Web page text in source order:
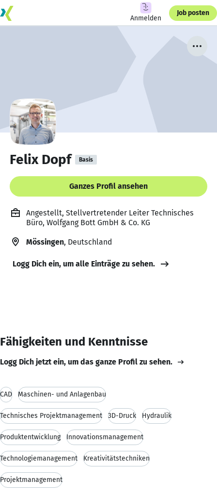
Anmelden
Job posten
Felix Dopf Basis
Ganzes Profil ansehen
Angestellt, Stellvertretender Leiter Technisches
Büro, Wolfgang Bott GmbH & Co. KG
Mössingen, Deutschland
Logg Dich ein, um alle Einträge zu sehen.
Fähigkeiten und Kenntnisse
Logg Dich jetzt ein, um das ganze Profil zu sehen.
CAD Maschinen- und Anlagenbau
Technisches Projektmanagement 3D-Druck Hydraulik
Produktentwicklung Innovationsmanagement
Technologiemanagement Kreativitätstechniken
Projektmanagement